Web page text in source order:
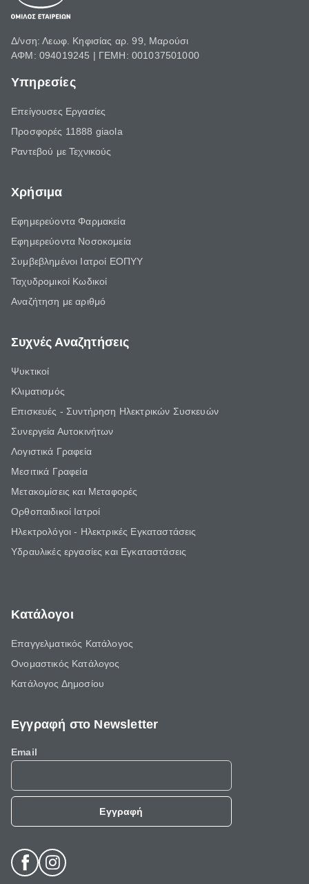
Δ/νση: Λεωφ. Κηφισίας αρ. 99, Μαρούσι
ΑΦΜ: 094019245 | ΓΕΜΗ: 001037501000
Υπηρεσίες
Επείγουσες Εργασίες
Προσφορές 11888 giaola
Ραντεβού με Τεχνικούς
Χρήσιμα
Εφημερεύοντα Φαρμακεία
Εφημερεύοντα Νοσοκομεία
Συμβεβλημένοι Ιατροί ΕΟΠΥΥ
Ταχυδρομικοί Κωδικοί
Αναζήτηση με αριθμό
Συχνές Αναζητήσεις
Ψυκτικοί
Κλιματισμός
Επισκευές - Συντήρηση Ηλεκτρικών Συσκευών
Συνεργεία Αυτοκινήτων
Λογιστικά Γραφεία
Μεσιτικά Γραφεία
Μετακομίσεις και Μεταφορές
Ορθοπαιδικοί Ιατροί
Ηλεκτρολόγοι - Ηλεκτρικές Εγκαταστάσεις
Υδραυλικές εργασίες και Εγκαταστάσεις
Κατάλογοι
Επαγγελματικός Κατάλογος
Ονομαστικός Κατάλογος
Κατάλογος Δημοσίου
Εγγραφή στο Newsletter
Email
Εγγραφή